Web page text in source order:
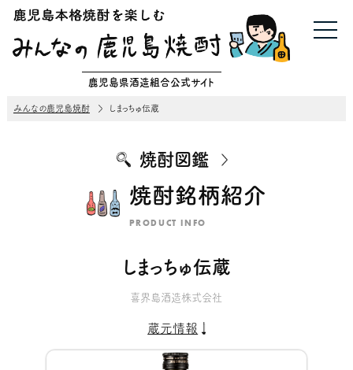
鹿児島県酒造組合公式サイト
みんなの鹿児島焼酎 しまっちゅ伝蔵
焼酎図鑑
焼酎銘柄紹介
PRODUCT INFO
しまっちゅ伝蔵
喜界島酒造株式会社
蔵元情報